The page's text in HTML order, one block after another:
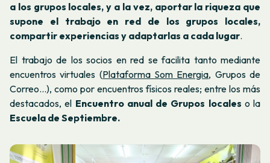
a los grupos locales, y a la vez, aportar la riqueza que
supone el trabajo en red de los grupos locales,
compartir experiencias y adaptarlas a cada lugar.
El trabajo de los socios en red se facilita tanto mediante
encuentros virtuales (Plataforma Som Energia, Grupos de
Correo...), como por encuentros físicos reales; entre los más
destacados, el Encuentro anual de Grupos locales o la
Escuela de Septiembre.